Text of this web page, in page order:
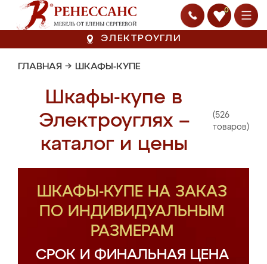
0
ЭЛЕКТРОУГЛИ
ГЛАВНАЯ → ШКАФЫ-КУПЕ
Шкафы-купе в
Электроуглях –
каталог и цены
(526
товаров)
ШКАФЫ-КУПЕ НА ЗАКАЗ
ПО ИНДИВИДУАЛЬНЫМ
РАЗМЕРАМ
СРОК И ФИНАЛЬНАЯ ЦЕНА